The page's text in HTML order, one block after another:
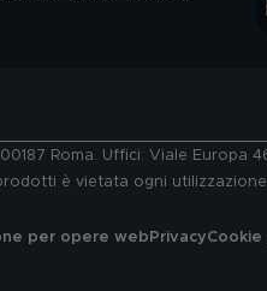
Roma. Uffici: Viale Europa
è vietata ogni
per opere web PrivacyCookie